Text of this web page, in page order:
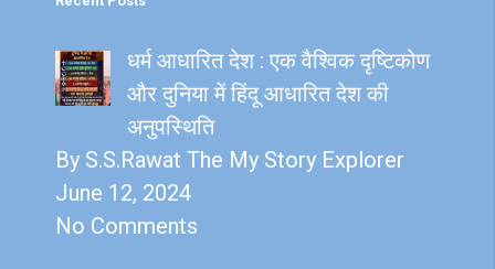
धर्म आधारित देश : एक वैश्विक दृष्टिकोण
और दुनिया में हिंदू आधारित देश की
अनुपस्थिति
By S.S.Rawat The My Story Explorer
June 12, 2024
No Comments